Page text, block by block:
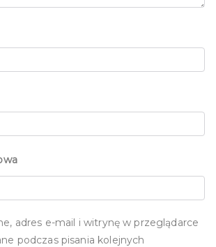
adres e-mail i witrynę w przeglądarce
podczas pisania kolejnych